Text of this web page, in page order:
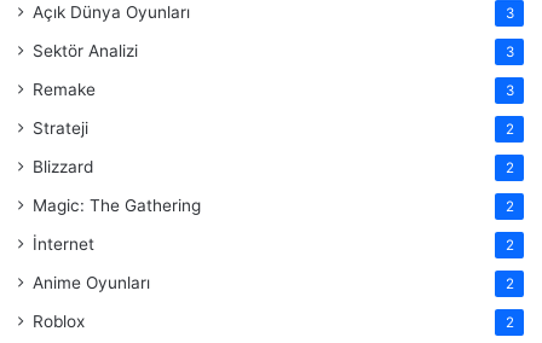
Açık Dünya Oyunları 3
Sektör Analizi 3
Remake 3
Strateji 2
Blizzard 2
Magic: The Gathering 2
İnternet 2
Anime Oyunları 2
Roblox 2